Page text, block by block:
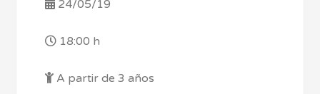
24/05/19
18:00 h
A partir de 3 años